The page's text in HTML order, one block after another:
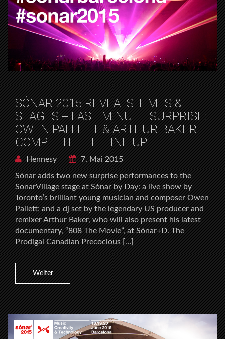
SÓNAR 2015 REVEALS TIMES &
STAGES + LAST MINUTE SURPRISE:
OWEN PALLETT & ARTHUR BAKER
COMPLETE THE LINE UP
Hennesy
7. Mai 2015
Sónar adds two new surprise performances to the
SonarVillage stage at Sónar by Day: a live show by
Toronto’s brilliant young musician and composer Owen
Pallett; and a dj set by the legendary US producer and
remixer Arthur Baker, who will also present his latest
documentary, “808 The Movie”, at Sónar+D. The
Prodigal Canadian Precocious […]
Weiter